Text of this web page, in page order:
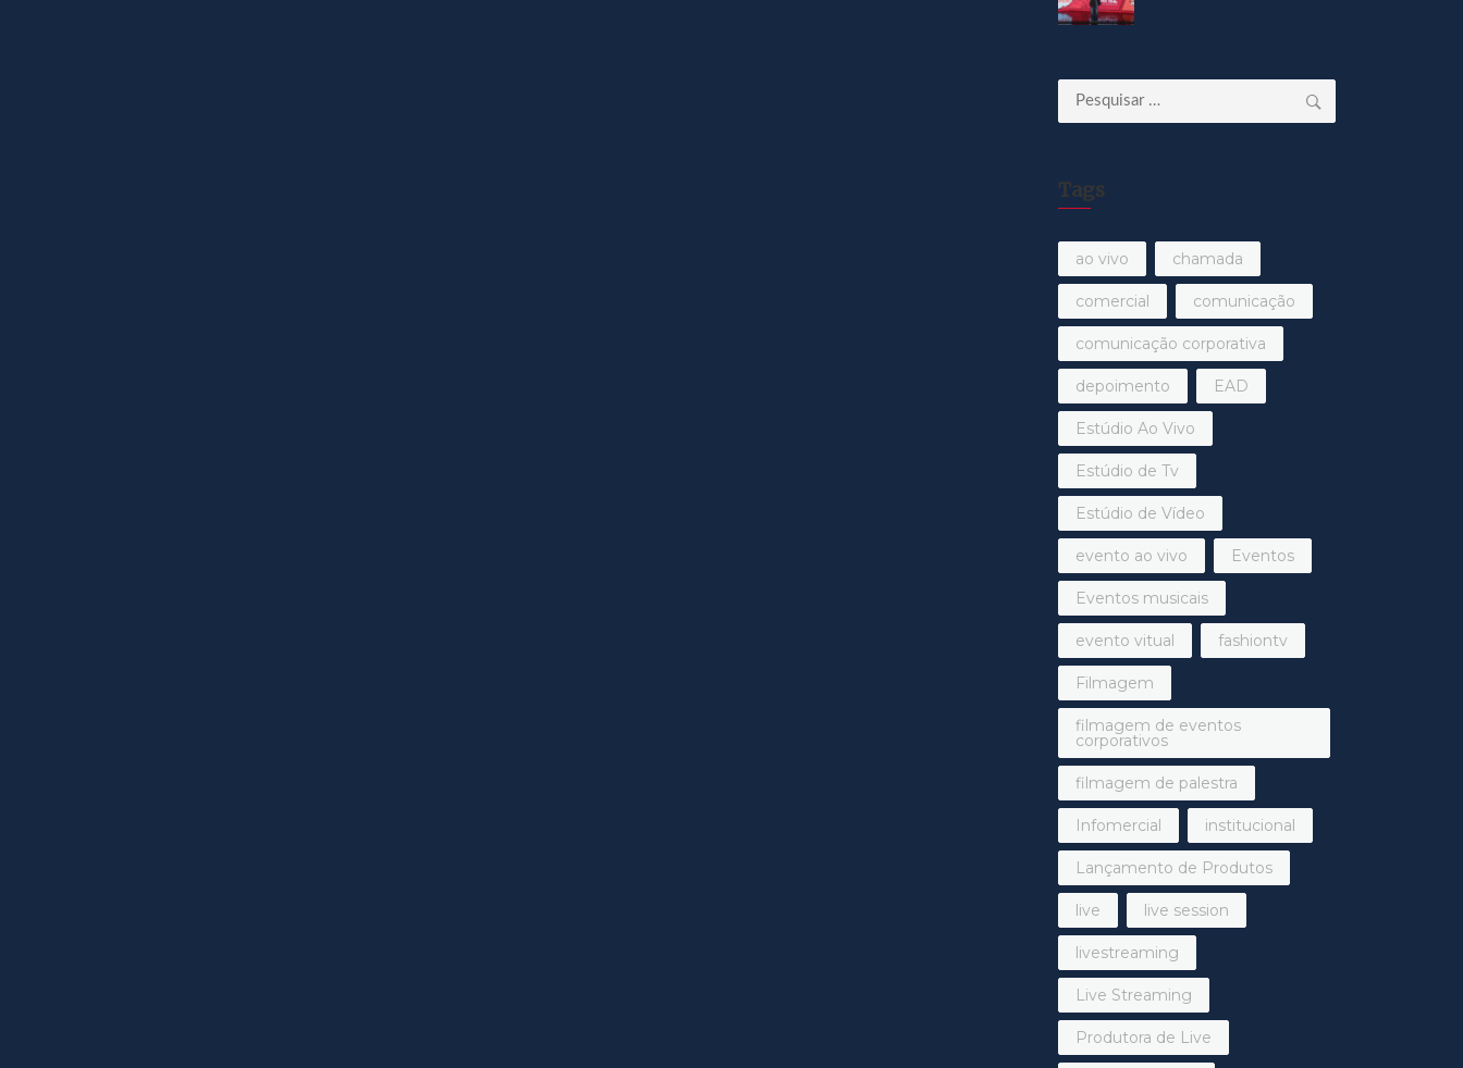
Pesquisar
por:
Tags
ao vivo chamada
comercial comunicação
comunicação corporativa
depoimento EAD
Estúdio Ao Vivo
Estúdio de Tv
Estúdio de Vídeo
evento ao vivo Eventos
Eventos musicais
evento vitual fashiontv
Filmagem
filmagem de eventos
corporativos
filmagem de palestra
Infomercial institucional
Lançamento de Produtos
live live session
livestreaming
Live Streaming
Produtora de Live